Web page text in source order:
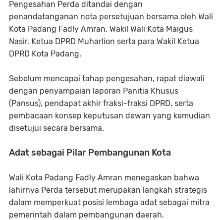
Pengesahan Perda ditandai dengan
penandatanganan nota persetujuan bersama oleh Wali
Kota Padang Fadly Amran, Wakil Wali Kota Maigus
Nasir, Ketua DPRD Muharlion serta para Wakil Ketua
DPRD Kota Padang.
Sebelum mencapai tahap pengesahan, rapat diawali
dengan penyampaian laporan Panitia Khusus
(Pansus), pendapat akhir fraksi-fraksi DPRD, serta
pembacaan konsep keputusan dewan yang kemudian
disetujui secara bersama.
Adat sebagai Pilar Pembangunan Kota
Wali Kota Padang Fadly Amran menegaskan bahwa
lahirnya Perda tersebut merupakan langkah strategis
dalam memperkuat posisi lembaga adat sebagai mitra
pemerintah dalam pembangunan daerah.